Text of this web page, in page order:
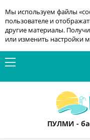
Мы используем файлы
пользователе и
другие материалы.
или изменить настройки
ПУЛМИ -